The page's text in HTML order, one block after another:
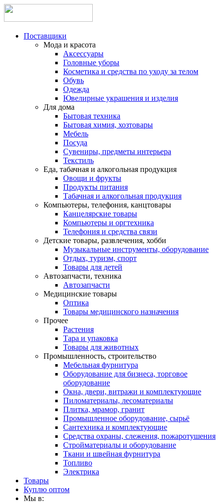
Поставщики
Мода и красота
Аксессуары
Головные уборы
Косметика и средства по уходу за телом
Обувь
Одежда
Ювелирные украшения и изделия
Для дома
Бытовая техника
Бытовая химия, хозтовары
Мебель
Посуда
Сувениры, предметы интерьера
Текстиль
Еда, табачная и алкогольная продукция
Овощи и фрукты
Продукты питания
Табачная и алкогольная продукция
Компьютеры, телефония, канцтовары
Канцелярские товары
Компьютеры и оргтехника
Телефония и средства связи
Детские товары, развлечения, хобби
Музыкальные инструменты, оборудование
Отдых, туризм, спорт
Товары для детей
Автозапчасти, техника
Автозапчасти
Медицинские товары
Оптика
Товары медицинского назначения
Прочее
Растения
Тара и упаковка
Товары для животных
Промышленность, строительство
Мебельная фурнитура
Оборудование для бизнеса, торговое
оборудование
Окна, двери, витражи и комплектующие
Пиломатериалы, лесоматериалы
Плитка, мрамор, гранит
Промышленное оборудование, сырьё
Сантехника и комплектующие
Средства охраны, слежения, пожаротушения
Стройматериалы и оборудование
Ткани и швейная фурнитура
Топливо
Электрика
Товары
Куплю оптом
Мы в: